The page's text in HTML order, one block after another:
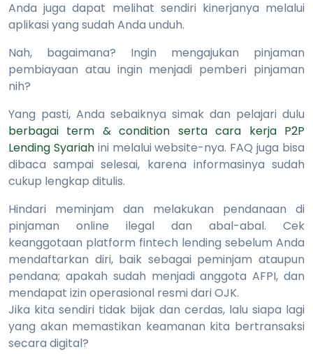
Anda juga dapat melihat sendiri kinerjanya melalui
aplikasi yang sudah Anda unduh.
Nah, bagaimana? Ingin mengajukan pinjaman
pembiayaan atau ingin menjadi pemberi pinjaman
nih?
Yang pasti, Anda sebaiknya simak dan pelajari dulu
berbagai term & condition serta cara kerja P2P
Lending Syariah ini melalui website-nya. FAQ juga bisa
dibaca sampai selesai, karena informasinya sudah
cukup lengkap ditulis.
Hindari meminjam dan melakukan pendanaan di
pinjaman online ilegal dan abal-abal. Cek
keanggotaan platform fintech lending sebelum Anda
mendaftarkan diri, baik sebagai peminjam ataupun
pendana; apakah sudah menjadi anggota AFPI, dan
mendapat izin operasional resmi dari OJK.
Jika kita sendiri tidak bijak dan cerdas, lalu siapa lagi
yang akan memastikan keamanan kita bertransaksi
secara digital?